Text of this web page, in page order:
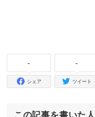
-
シェア
-
ツイート